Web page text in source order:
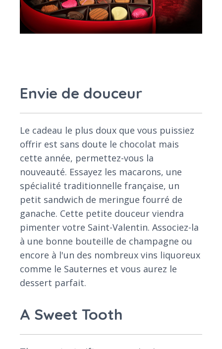
Envie de douceur
Le cadeau le plus doux que vous puissiez
offrir est sans doute le chocolat mais
cette année, permettez-vous la
nouveauté. Essayez les macarons, une
spécialité traditionnelle française, un
petit sandwich de meringue fourré de
ganache. Cette petite douceur viendra
pimenter votre Saint-Valentin. Associez-la
à une bonne bouteille de champagne ou
encore à l'un des nombreux vins liquoreux
comme le Sauternes et vous aurez le
dessert parfait.
A Sweet Tooth